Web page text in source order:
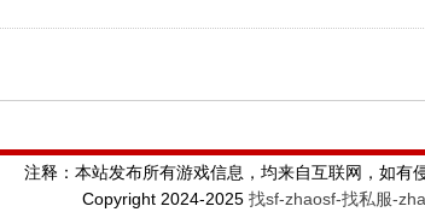
注释：本站发布所有游戏信息，均来自互联网，如有
Copyright 2024-2025 找sf-zhaosf-找私服-